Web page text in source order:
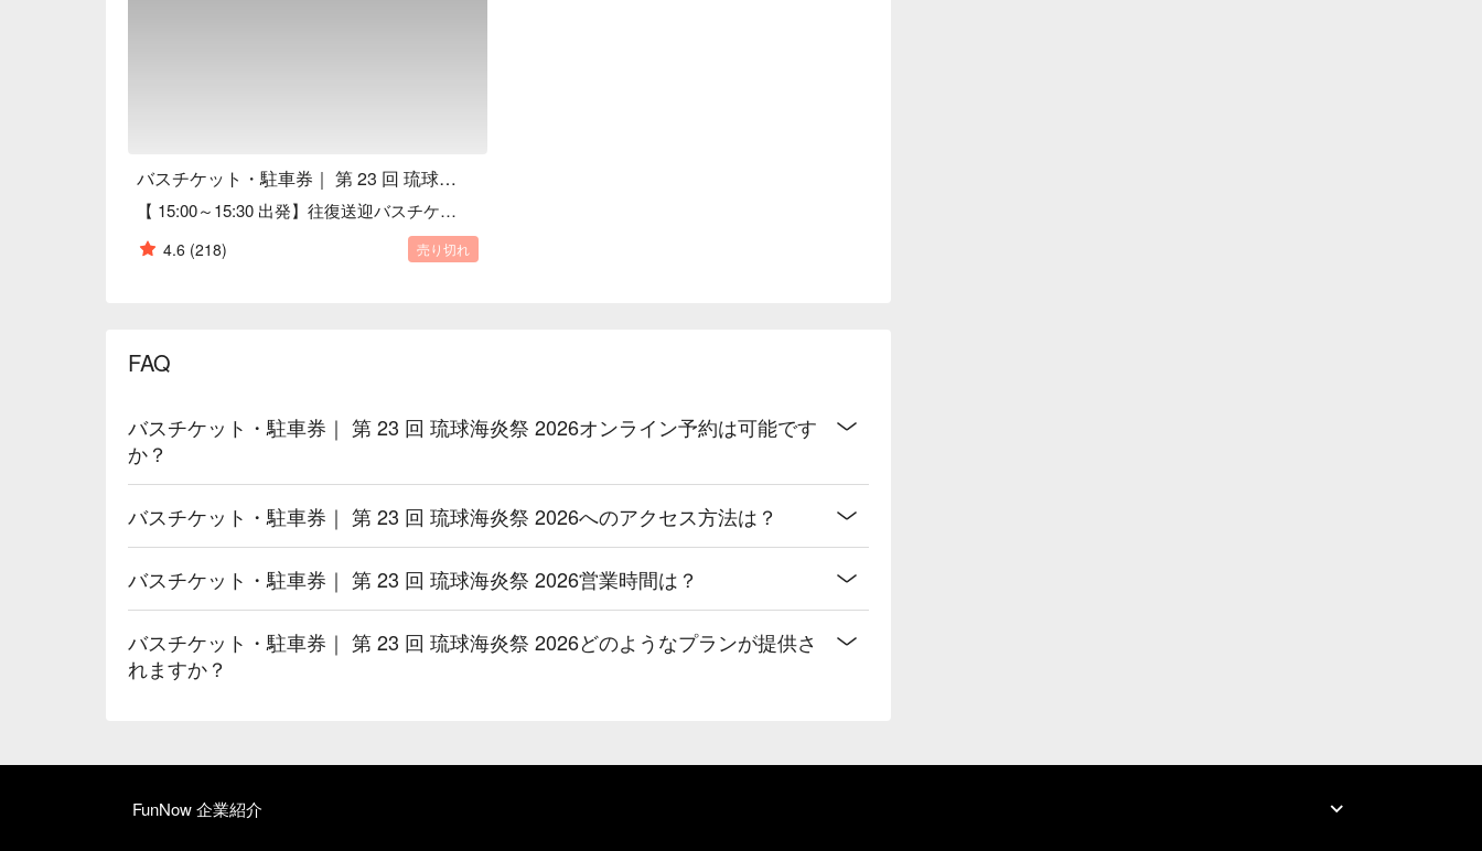
バスチケット・駐車券｜ 第 23 回 琉球海炎祭 2026
【 15:00～15:30 出発】往復送迎バスチケット｜新都心 ⇄ 琉球海炎祭
4.6 (218) 売り切れ
FAQ
バスチケット・駐車券｜ 第 23 回 琉球海炎祭 2026オンライン予約は可能です
か？
バスチケット・駐車券｜ 第 23 回 琉球海炎祭 2026へのアクセス方法は？
バスチケット・駐車券｜ 第 23 回 琉球海炎祭 2026営業時間は？
バスチケット・駐車券｜ 第 23 回 琉球海炎祭 2026どのようなプランが提供さ
れますか？
FunNow 企業紹介